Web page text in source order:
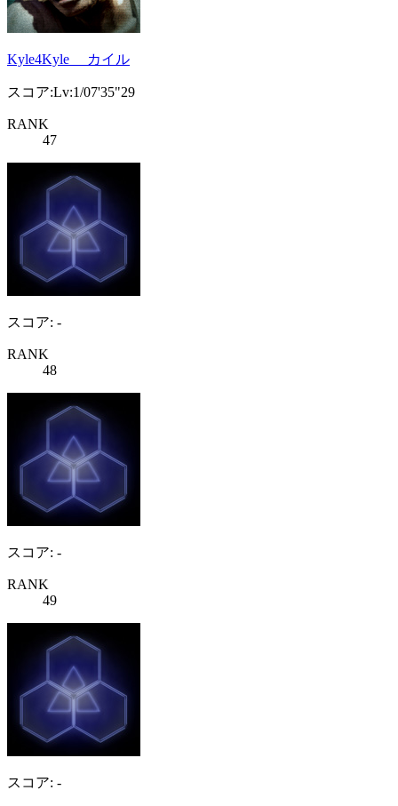
Kyle4Kyle カイル
スコア:Lv:1/07'35"29
RANK
47
スコア: -
RANK
48
スコア: -
RANK
49
スコア: -